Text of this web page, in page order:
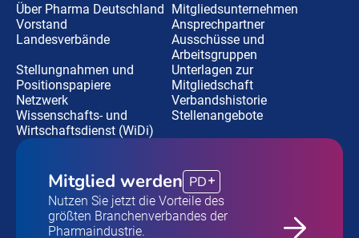
Über Pharma Deutschland Mitgliedsunternehmen
Vorstand
Ansprechpartner
Landesverbände
Ausschüsse und
Arbeitsgruppen
Stellungnahmen und
Positionspapiere
Unterlagen zur
Mitgliedschaft
Netzwerk
Verbandshistorie
Wissenschafts- und
Wirtschaftsdienst (WiDi)
Stellenangebote
Mitglied werden PD
Nutzen Sie jetzt die Vorteile des
größten Branchenverbandes der
Pharmaindustrie.